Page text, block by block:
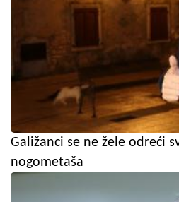
Galižanci se ne žele odreći
nogometaša